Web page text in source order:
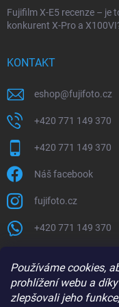
Používáme cookies,
prohlížení webu a
zlepšovali jeho
Fujifilm X-E5 recenze – je
konkurent X-Pro a
KONTAKT
eshop@fujifoto.cz
+420 771 149 370
+420 771 149 370
Náš facebook
fujifoto.cz
+420 771 149 370
PŘIJÍMÁME ONLINE